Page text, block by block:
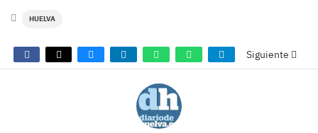
HUELVA
Siguiente